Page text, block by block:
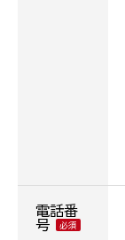
電話番
号